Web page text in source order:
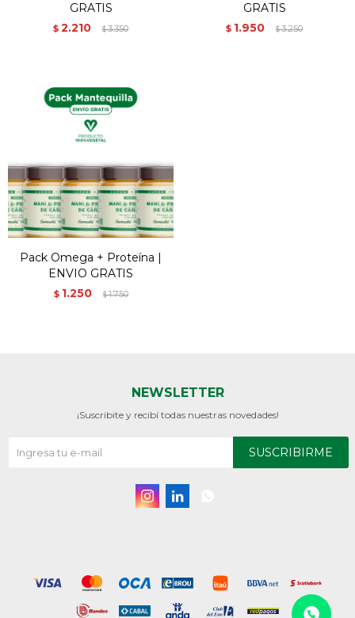
GRATIS
$ 2.210 $3.350
GRATIS
$ 1.950 $3.250
Pack Omega + Proteína |
ENVIO GRATIS
$ 1.250 $1.750
NEWSLETTER
¡Suscribite y recibí todas nuestras novedades!
SUSCRIBIRME
 